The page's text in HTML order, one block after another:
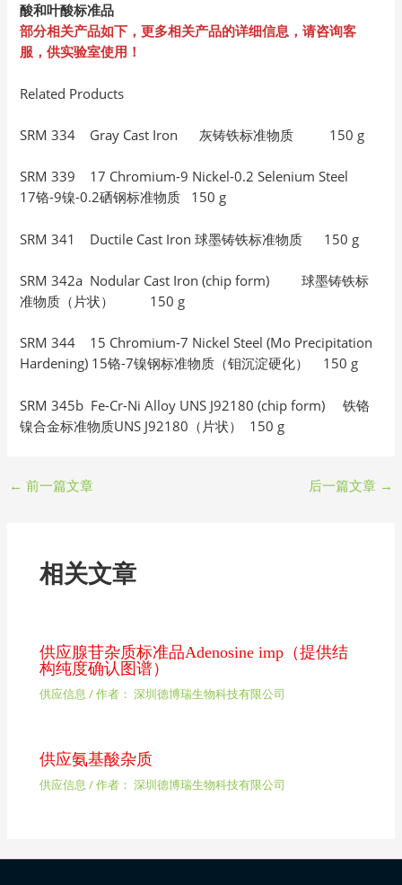
酸和叶酸标准品
部分相关产品如下，更多相关产品的详细信息，请咨询客
服，供实验室使用！
Related Products
SRM 334 Gray Cast Iron 灰铸铁标准物质 150 g
SRM 339 17 Chromium-9 Nickel-0.2 Selenium Steel
17铬-9镍-0.2硒钢标准物质 150 g
SRM 341 Ductile Cast Iron 球墨铸铁标准物质 150 g
SRM 342a Nodular Cast Iron (chip form) 球墨铸铁标
准物质（片状） 150 g
SRM 344 15 Chromium-7 Nickel Steel (Mo Precipitation
Hardening) 15铬-7镍钢标准物质（钼沉淀硬化） 150 g
SRM 345b Fe-Cr-Ni Alloy UNS J92180 (chip form) 铁铬
镍合金标准物质UNS J92180（片状） 150 g
← 前一篇文章 后一篇文章 →
相关文章
供应腺苷杂质标准品Adenosine imp（提供结
构纯度确认图谱）
供应信息 / 作者： 深圳德博瑞生物科技有限公司
供应氨基酸杂质
供应信息 / 作者： 深圳德博瑞生物科技有限公司